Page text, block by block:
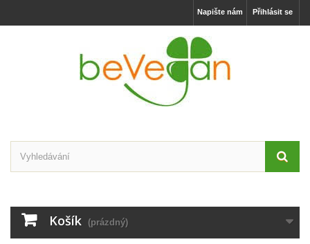
Přihlásit se
Napište nám
Košík (prázdný)